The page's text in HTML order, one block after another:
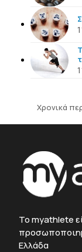
Χρονικά
To myathlete
Ελλάδα